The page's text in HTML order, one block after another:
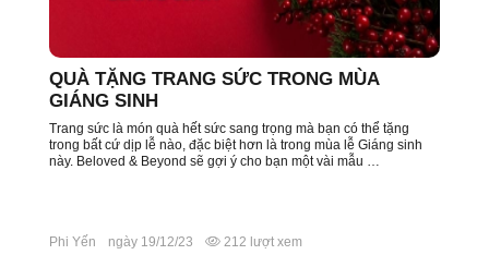
QUÀ TẶNG TRANG SỨC TRONG MÙA
GIÁNG SINH
Trang sức là món quà hết sức sang trọng mà bạn có thể tặng
trong bất cứ dịp lễ nào, đặc biệt hơn là trong mùa lễ Giáng sinh
này. Beloved & Beyond sẽ gợi ý cho bạn một vài mẫu …
Phi Yến ngày 19/12/23 212 lượt xem